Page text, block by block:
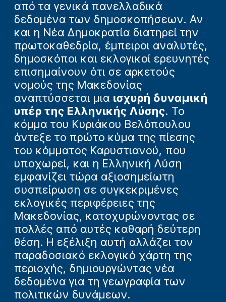
από τα γενικά πανελλαδικά
δεδομένα των δημοσκοπήσεων. Αν
και η Νέα Δημοκρατία διατηρεί την
πρωτοκαθεδρία, έμπειροι αναλυτές,
δημοσκόποι και εκλογικοί ερευνητές
επισημαίνουν ότι σε αρκετούς
νομούς της Μακεδονίας
αναπτύσσεται μια ισχυρή δυναμική
υπέρ της Ελληνικής Λύσης. Το
κόμμα του Κυριάκου Βελόπουλου
άντεξε το πρώτο κύμα της πίεσης
του κόμματος Καρυστιανού, που
υποχωρεί, και η Ελληνική Λύση
εμφανίζει τώρα αξιοσημείωτη
συσπείρωση σε συγκεκριμένες
εκλογικές περιφέρειες της
Μακεδονίας, κατοχυρώνοντας σε
πολλές από αυτές καθαρή δεύτερη
θέση. Η εξέλιξη αυτή αλλάζει τον
παραδοσιακό εκλογικό χάρτη της
περιοχής, δημιουργώντας νέα
δεδομένα για τη γεωγραφία των
πολιτικών δυνάμεων.